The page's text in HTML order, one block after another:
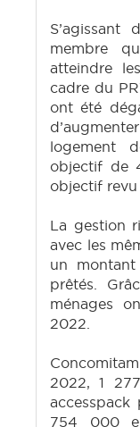
S’agissant
membre
atteindre
cadre du
ont été
logement
objectif de
objectif revu
La gestion
avec les
un
prêtés.
ménages
2022.
2022, 1
754 000